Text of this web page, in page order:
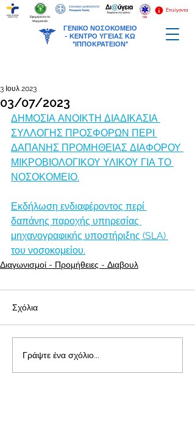
ΓΕΝΙΚΟ ΝΟΣΟΚΟΜΕΙΟ
- ΚΕΝΤΡΟ ΥΓΕΙΑΣ ΚΩ
"ΙΠΠΟΚΡΑΤΕΙΟΝ"
Επείγοντα
Εφημερεύοντα
Φαρμακεία
03/07/2023
3 Ιουλ 2023
ΔΗΜΟΣΙΑ ΑΝΟΙΚΤΗ ΔΙΑΔΙΚΑΣΙΑ
ΣΥΛΛΟΓΗΣ ΠΡΟΣΦΟΡΩΝ ΠΕΡΙ
ΔΑΠΑΝΗΣ ΠΡΟΜΗΘΕΙΑΣ ΔΙΑΦΟΡΟΥ
ΜΙΚΡΟΒΙΟΛΟΓΙΚΟΥ ΥΛΙΚΟΥ ΓΙΑ ΤΟ
ΝΟΣΟΚΟΜΕΙΟ.
Εκδήλωση ενδιαφέροντος περί
δαπάνης παροχής υπηρεσίας
μηχανογραφικής υποστήριξης (SLA)
του νοσοκομείου.
Διαγωνισμοί - Προμήθειες - Διαβουλ
Σχόλια
Γράψτε ένα σχόλιο...